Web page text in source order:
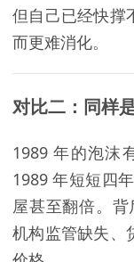
但自己已经快
而更难消化。
对比二：同样
1989 年的泡沫
1989 年短短四
屋甚至翻倍。
机构监管缺失